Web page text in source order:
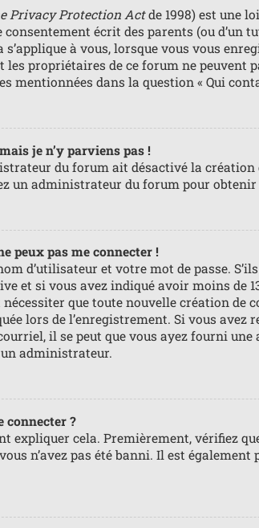
Privacy Protection Actde 1998) est une
consentement écrit des parents (ou
s’applique à vous, lorsque vous vous
les propriétaires de ce forum ne
mentionnées dans la question « Qui
je n’y parviens pas !
du forum ait désactivé la
un administrateur du forum pour obtenir
peux pas me connecter !
d’utilisateur et votre mot de passe.
et si vous avez indiqué avoir moins
que toute nouvelle création
lors de l’enregistrement. Si vous avez
il se peut que vous ayez fourni
administrateur.
connecter ?
expliquer cela. Premièrement, vérifiez
n’avez pas été banni. Il est